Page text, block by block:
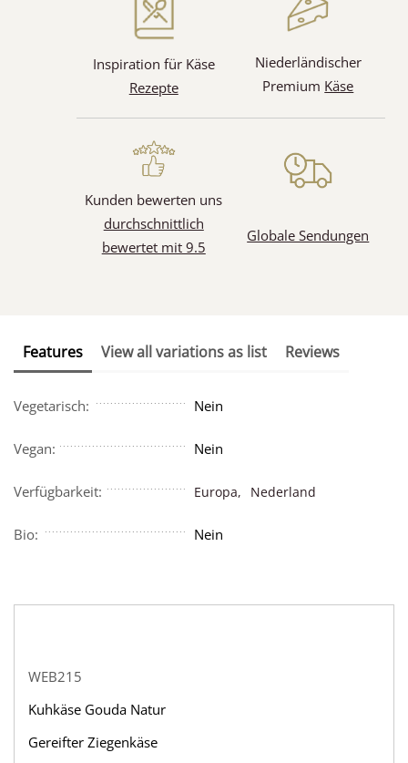
Inspiration für Käse
Rezepte
Niederländischer
Premium Käse
Kunden bewerten uns
durchschnittlich
bewertet mit 9.5
Globale Sendungen
Features View all variations as list Reviews
Vegetarisch: Nein
Vegan: Nein
Verfügbarkeit: Europa, Nederland
Bio: Nein
WEB215
Kuhkäse Gouda Natur
Gereifter Ziegenkäse